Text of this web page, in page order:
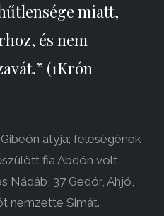
miatt,
és nem
(1Krón
atyja; feleségének
fia Abdón volt,
Nádáb, 37 Gedór, Ahjó,
nemzette Simát.